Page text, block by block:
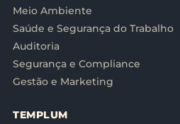
Meio Ambiente
Saúde e Segurança do Trabalho
Auditoria
Segurança e Compliance
Gestão e Marketing
TEMPLUM